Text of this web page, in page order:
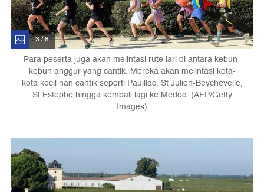
3 / 8
Para peserta juga akan melintasi rute lari di antara kebun-
kebun anggur yang cantik. Mereka akan melintasi kota-
kota kecil nan cantik seperti Pauillac, St Julien-Beychevelle,
St Estephe hingga kembali lagi ke Medoc. (AFP/Getty
Images)